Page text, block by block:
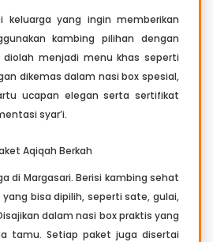
keluarga yang ingin memberikan
kambing pilihan dengan
diolah menjadi menu khas seperti
dikemas dalam nasi box spesial,
ucapan elegan serta sertifikat
syar’i.
Aqiqah Berkah
di Margasari. Berisi kambing sehat
bisa dipilih, seperti sate, gulai,
dalam nasi box praktis yang
tamu. Setiap paket juga disertai